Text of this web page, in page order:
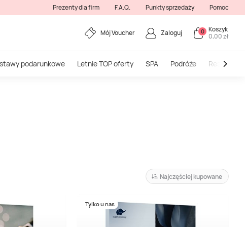
Prezenty dla firm F.A.Q. Punkty sprzedaży Pomoc
Mój Voucher Zaloguj 0 Koszyk
0,00 zł
podarunkowe Letnie TOP oferty SPA Podróże
Najczęściej kupowane
Tylko u nas